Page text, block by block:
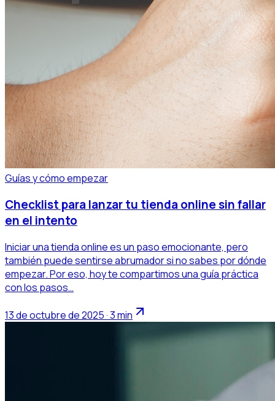
Guías y cómo empezar
Checklist para lanzar tu tienda online sin fallar
en el intento
Iniciar una tienda online es un paso emocionante, pero
también puede sentirse abrumador si no sabes por dónde
empezar. Por eso, hoy te compartimos una guía práctica
con los pasos…
13 de octubre de 2025 · 3 min